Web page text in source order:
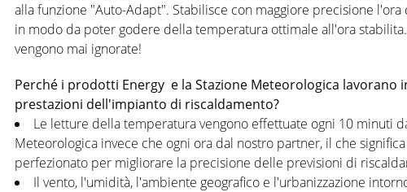
alla funzione "Auto-Adapt". Stabilisce con maggiore precisione
in modo da poter godere della temperatura ottimale all'ora
vengono mai ignorate!
Perché i prodotti Energy e la Stazione Meteorologica lavorano
prestazioni dell'impianto di riscaldamento?
Le letture della temperatura vengono effettuate ogni 10 minuti
Meteorologica invece che ogni ora dal nostro partner, il che
perfezionato per migliorare la precisione delle previsioni di
Il vento, l'umidità, l'ambiente geografico e l'urbanizzazione